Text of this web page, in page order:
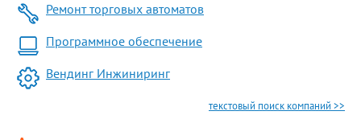
Ремонт торговых автоматов
Программное обеспечение
Вендинг Инжиниринг
текстовый поиск компаний >>